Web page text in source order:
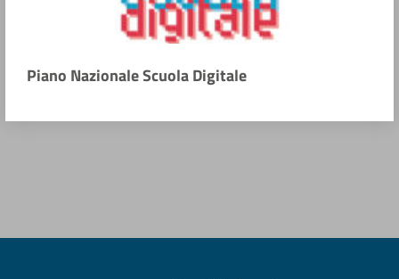
Piano Nazionale Scuola Digitale